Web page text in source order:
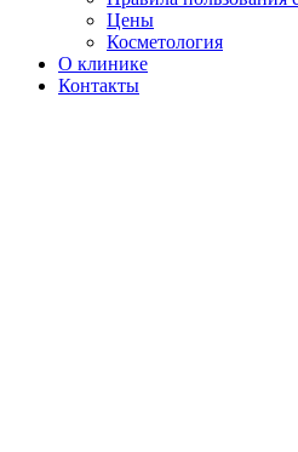
Цены
Косметология
О клинике
Контакты